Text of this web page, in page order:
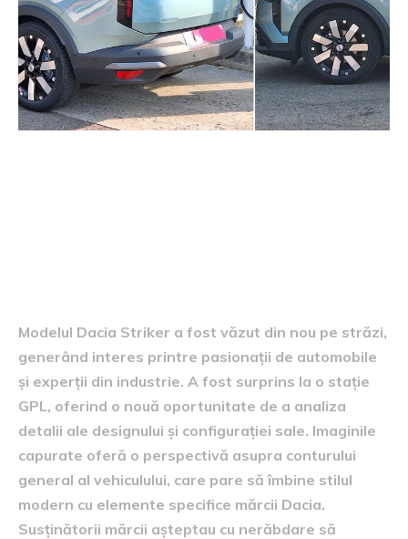
Modelul Dacia Striker a fost văzut din nou pe străzi,
generând interes printre pasionații de automobile
și experții din industrie. A fost surprins la o stație
GPL, oferind o nouă oportunitate de a analiza
detalii ale designului și configurației sale. Imaginile
capurate oferă o perspectivă asupra conturului
general al vehiculului, care pare să îmbine stilul
modern cu elemente specifice mărcii Dacia.
Susținătorii mărcii așteptau cu nerăbdare să